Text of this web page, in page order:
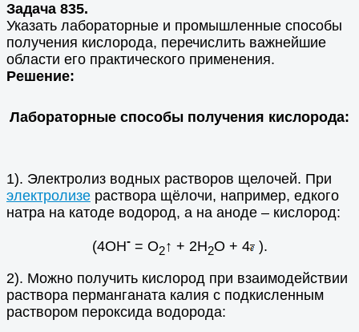
Задача 835.
Указать лабораторные и промышленные способы
получения кислорода, перечислить важнейшие
области его практического применения.
Решение:
Лабораторные способы получения кислорода:
1). Электролиз водных растворов щелочей. При
электролизе раствора щёлочи, например, едкого
натра на катоде водород, а на аноде – кислород:
(4ОН-= О2↑ + 2Н2О + 4 ).
2). Можно получить кислород при взаимодействии
раствора перманганата калия с подкисленным
раствором пероксида водорода: